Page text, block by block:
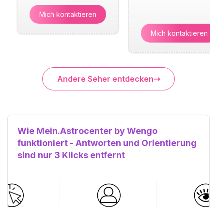
Mich kontaktieren
Mich kontaktieren
Andere Seher entdecken
Wie Mein.Astrocenter by Wengo
funktioniert - Antworten und Orientierung
sind nur 3 Klicks entfernt